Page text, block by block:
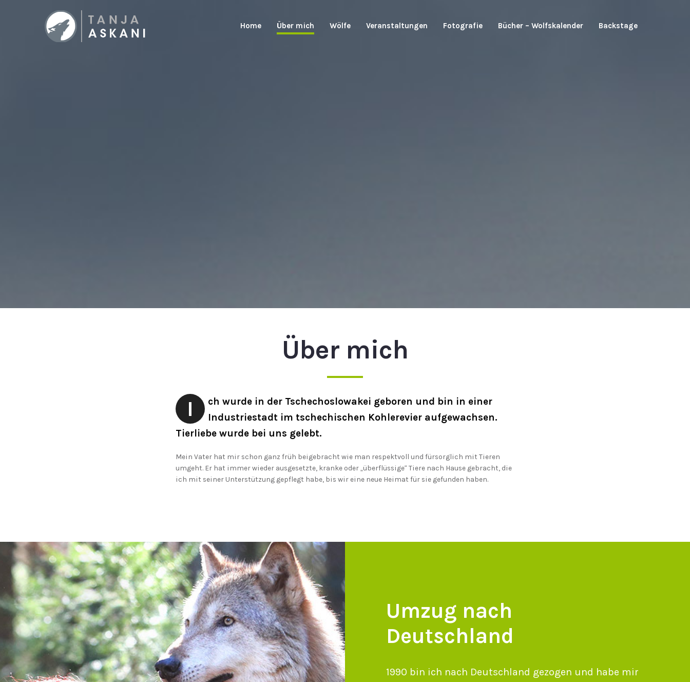
Home Über mich Wölfe Veranstaltungen Fotografie Bücher – Wolfskalender Backstage
Über mich
Ich wurde in der Tschechoslowakei geboren und bin in einer
Industriestadt im tschechischen Kohlerevier aufgewachsen.
Tierliebe wurde bei uns gelebt.
Mein Vater hat mir schon ganz früh beigebracht wie man respektvoll und fürsorglich mit Tieren
umgeht. Er hat immer wieder ausgesetzte, kranke oder „überflüssige“ Tiere nach Hause gebracht, die
ich mit seiner Unterstützung gepflegt habe, bis wir eine neue Heimat für sie gefunden haben.
Umzug nach
Deutschland
1990 bin ich nach Deutschland gezogen und habe mir